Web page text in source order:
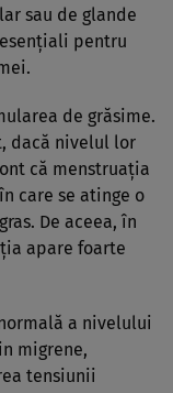
sau de glande
pentru
de grăsime.
dacă nivelul lor
că menstruaţia
care se atinge o
De aceea, în
apare foarte
a nivelului
migrene,
tensiunii